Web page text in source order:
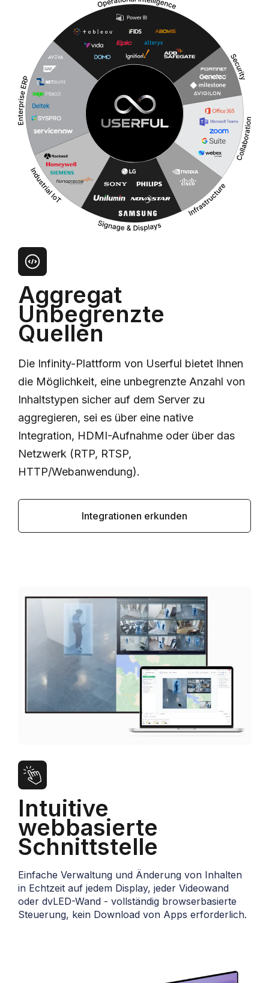
Aggregat
Unbegrenzte
Quellen
Die Infinity-Plattform von Userful bietet Ihnen
die Möglichkeit, eine unbegrenzte Anzahl von
Inhaltstypen sicher auf dem Server zu
aggregieren, sei es über eine native
Integration, HDMI-Aufnahme oder über das
Netzwerk (RTP, RTSP,
HTTP/Webanwendung).
Integrationen erkunden
Intuitive
webbasierte
Schnittstelle
Einfache Verwaltung und Änderung von Inhalten
in Echtzeit auf jedem Display, jeder Videowand
oder dvLED-Wand - vollständig browserbasierte
Steuerung, kein Download von Apps erforderlich.